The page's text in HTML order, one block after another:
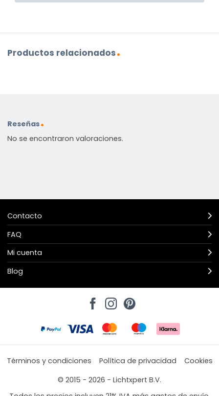
Productos relacionados
Reseñas
No se encontraron valoraciones.
Contacto
FAQ
Mi cuenta
Blog
Términos y condiciones Política de privacidad
Cookies
© 2015 - 2026 - Lichtxpert B.V.